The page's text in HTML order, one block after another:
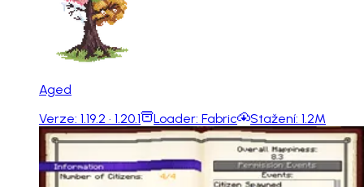
Aged
Verze: 1.19.2 · 1.20.1 Loader: Fabric Stažení: 1.2M